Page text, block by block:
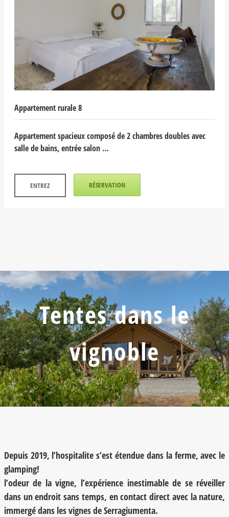
Appartement rurale 8
Appartement spacieux composé de 2 chambres doubles avec
salle de bains, entrée salon …
ENTREZ RÉSERVATION
Tentes dans le
vignoble
Depuis 2019, l’hospitalite s’est étendue dans la ferme, avec le
glamping!
l’odeur de la vigne, l’expérience inestimable de se réveiller
dans un endroit sans temps, en contact direct avec la nature,
immergé dans les vignes de Serragiumenta.